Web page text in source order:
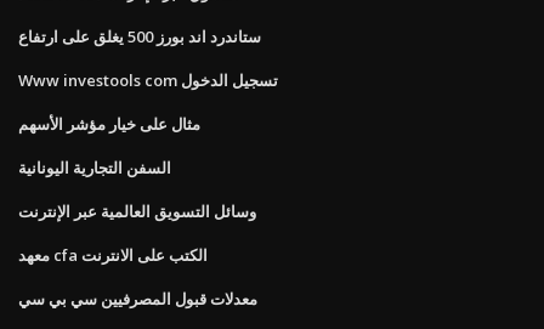
ستاندرد اند بورز 500 يغلق على ارتفاع
Www investools com تسجيل الدخول
مثال على خيار مؤشر الأسهم
السفن التجارية اليونانية
وسائل التسويق العالمية عبر الإنترنت
معهد cfa الكتب على الانترنت
معدلات قبول المصرفيين سي بي سي